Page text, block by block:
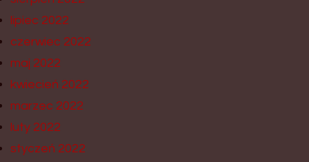
lipiec 2022
czerwiec 2022
maj 2022
kwiecień 2022
marzec 2022
luty 2022
styczeń 2022